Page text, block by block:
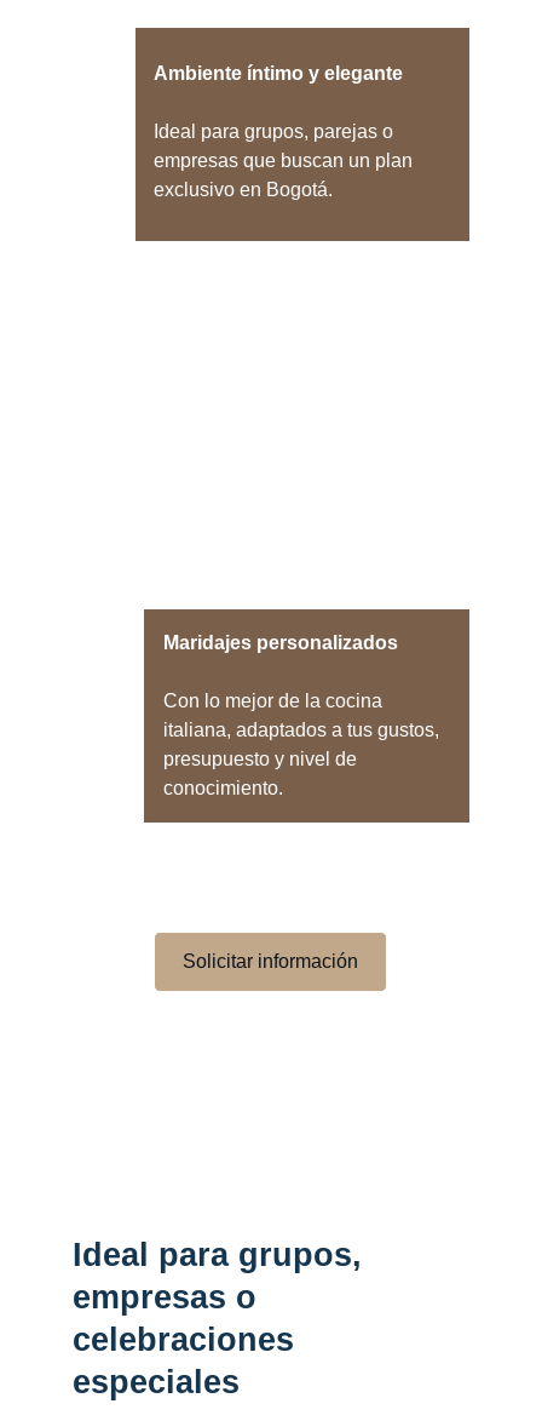
Solicitar información
Ambiente íntimo y elegante
Ideal para grupos, parejas o
empresas que buscan un plan
exclusivo en Bogotá.
Maridajes personalizados
Con lo mejor de la cocina
italiana, adaptados a tus gustos,
presupuesto y nivel de
conocimiento.
Ideal para grupos,
empresas o
celebraciones
especiales